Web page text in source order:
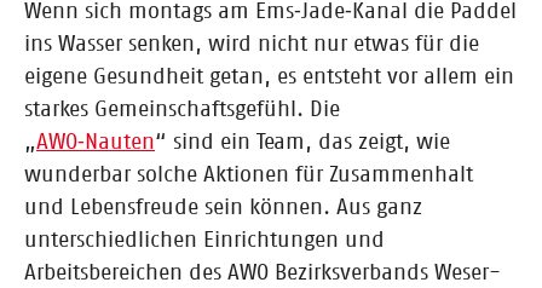
Wenn sich montags am Ems‑Jade‑Kanal die Paddel
ins Wasser senken, wird nicht nur etwas für die
eigene Gesundheit getan, es entsteht vor allem ein
starkes Gemeinschaftsgefühl. Die
„AWO‑Nauten“ sind ein Team, das zeigt, wie
wunderbar solche Aktionen für Zusammenhalt
und Lebensfreude sein können. Aus ganz
unterschiedlichen Einrichtungen und
Arbeitsbereichen des AWO Bezirksverbands Weser-